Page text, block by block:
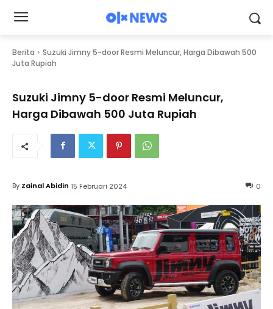
Berita
Suzuki Jimny 5-door Resmi Meluncur, Harga Dibawah 500
Juta Rupiah
Suzuki Jimny 5-door Resmi Meluncur,
Harga Dibawah 500 Juta Rupiah
0
By Zainal Abidin 15 Februari 2024